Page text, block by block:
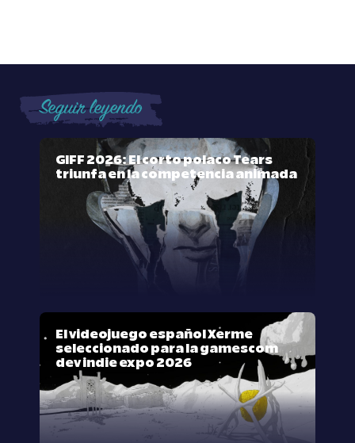
Seguir leyendo
GIFF 2026: El corto polaco Tears
triunfa en la competencia animada
El videojuego español Xerme
seleccionado para la gamescom
dev indie expo 2026